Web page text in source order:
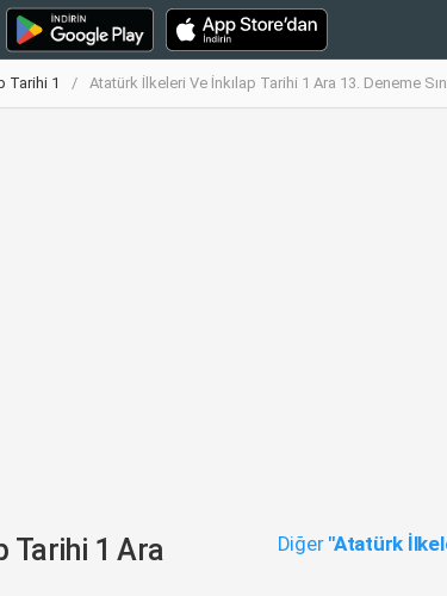
Tarihi 1 Atatürk İlkeleri Ve İnkılap Tarihi 1 Ara 13. Deneme
Tarihi 1 Ara
Diğer "Atatürk